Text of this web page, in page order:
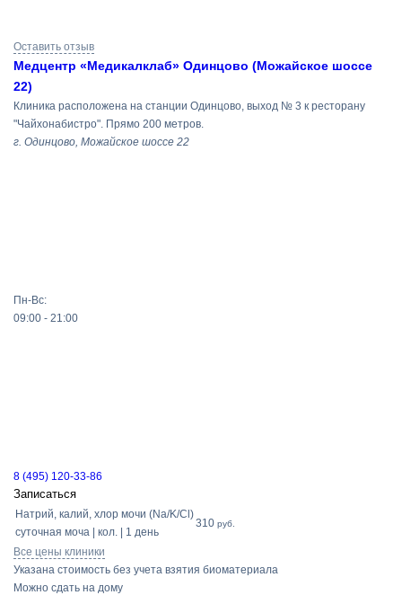
поиска
Оставить отзыв
Медцентр «Медикалклаб» Одинцово (Можайское шоссе
22)
Клиника расположена на станции Одинцово, выход № 3 к ресторану
"Чайхонабистро". Прямо 200 метров.
г. Одинцово, Можайское шоссе 22
Пн-Вс:
09:00 - 21:00
8 (495) 120-33-86
Записаться
Натрий, калий, хлор мочи (Na/K/Cl)
суточная моча | кол. | 1 день
310 руб.
Все цены клиники
Указана стоимость без учета взятия биоматериала
Можно сдать на дому